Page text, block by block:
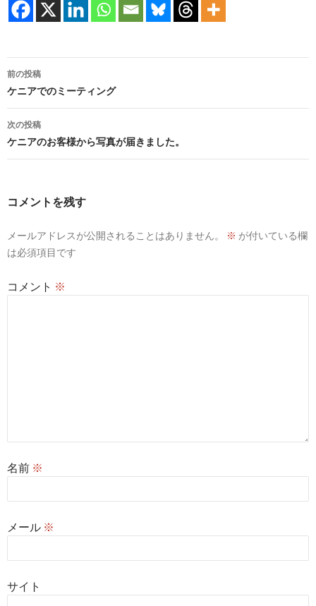
投
稿
ナ
ビ
ョ
前の投稿
ケニアでのミーティング
次の投稿
ケニアのお客様から写真が届きました。
コメントを残す
メールアドレスが公開されることはありません。 ※ が付いている欄
は必須項目です
コメント ※
名前 ※
メール ※
サイト